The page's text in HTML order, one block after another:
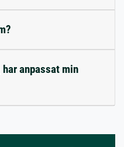
anpassat min